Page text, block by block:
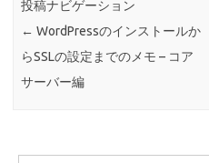
投稿ナビゲーション
← WordPressのインストールか
らSSLの設定までのメモ – コア
サーバー編